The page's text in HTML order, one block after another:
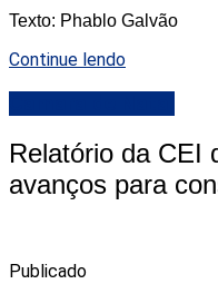
Texto: Phablo Galvão
Continue lendo
Relatório da CEI
avanços para
Publicado